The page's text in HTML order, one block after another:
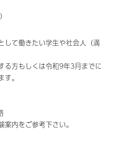
して働きたい学生や社会人（満
る方もしくは令和9年3月までに
。
内をご参考下さい。